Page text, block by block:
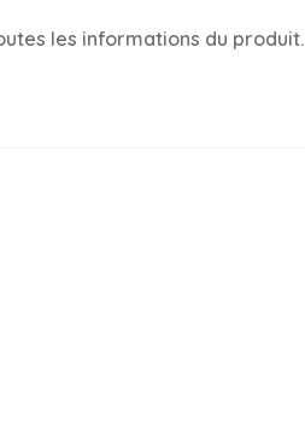
les informations du produit.